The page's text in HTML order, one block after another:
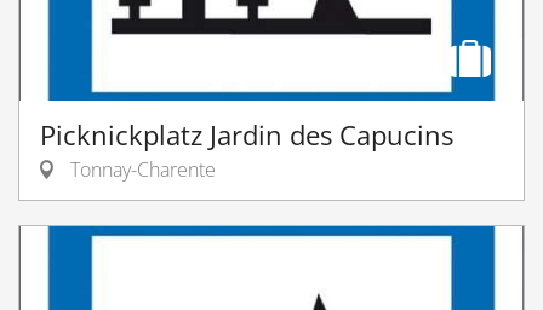
Picknickplatz Jardin des Capucins
Tonnay-Charente